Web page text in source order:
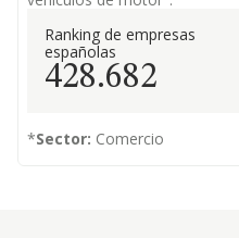
Ranking de empresas
españolas
428.682
*Sector: Comercio